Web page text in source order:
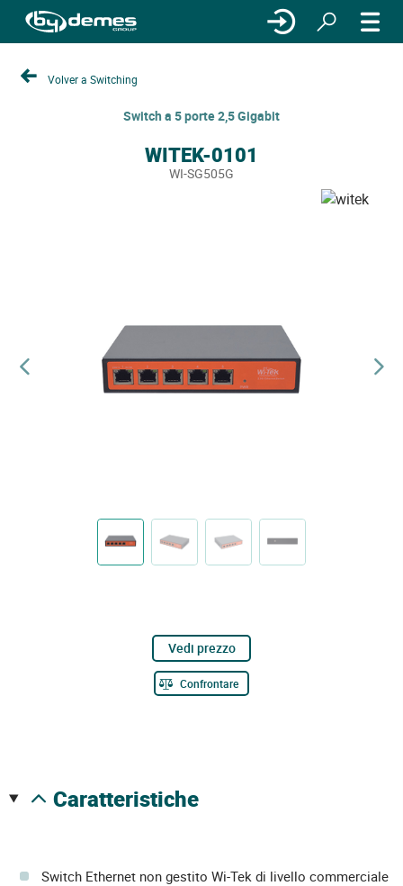
Volver a Switching
Switch a 5 porte 2,5 Gigabit
WITEK-0101
WI-SG505G
Vedi prezzo
Confrontare
caratteristiche
Switch Ethernet non gestito Wi-Tek di livello commerciale